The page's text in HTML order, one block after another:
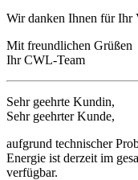
Wir danken Ihnen für Ihr
Mit freundlichen Grüßen
Ihr CWL-Team
Sehr geehrte Kundin,
Sehr geehrter Kunde,
aufgrund technischer
Energie ist derzeit im
verfügbar.